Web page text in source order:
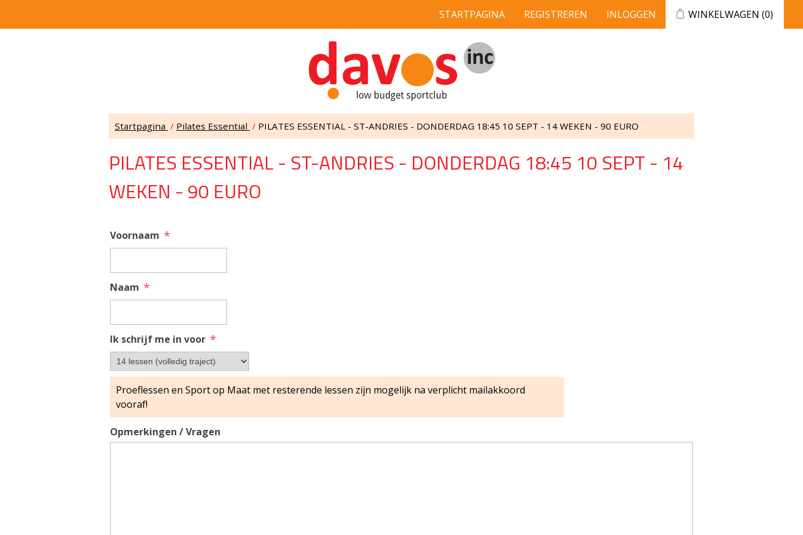
STARTPAGINA REGISTREREN INLOGGEN WINKELWAGEN (0)
Startpagina / Pilates Essential / PILATES ESSENTIAL - ST-ANDRIES - DONDERDAG 18:45 10 SEPT - 14 WEKEN - 90 EURO
PILATES ESSENTIAL - ST-ANDRIES - DONDERDAG 18:45 10 SEPT - 14
WEKEN - 90 EURO
Voornaam *
Naam *
Ik schrijf me in voor *
Opmerkingen / Vragen